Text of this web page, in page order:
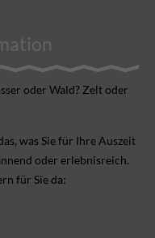
oder Wald? Zelt oder
was Sie für Ihre Aus­zeit
oder erlebnis­reich.
für Sie da: